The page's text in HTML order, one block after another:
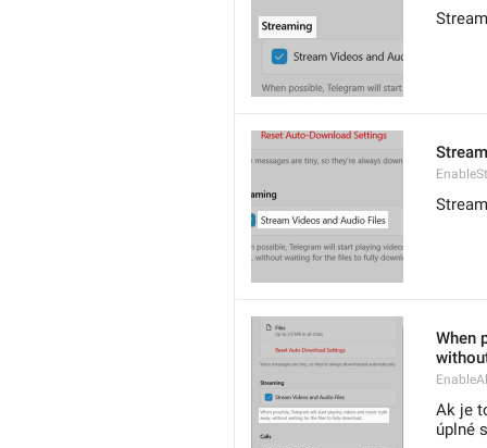
When
Ak je
úplné